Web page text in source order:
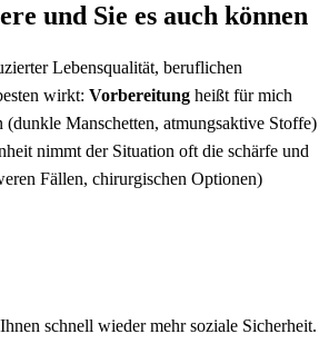
und Sie es auch können
Lebensqualität, beruflichen
⁤wirkt: Vorbereitung heißt für mich
Manschetten, atmungsaktive Stoffe)
nimmt der Situation⁣ oft die schärfe und
Fällen, chirurgischen Optionen)
schnell wieder mehr soziale ⁢Sicherheit.